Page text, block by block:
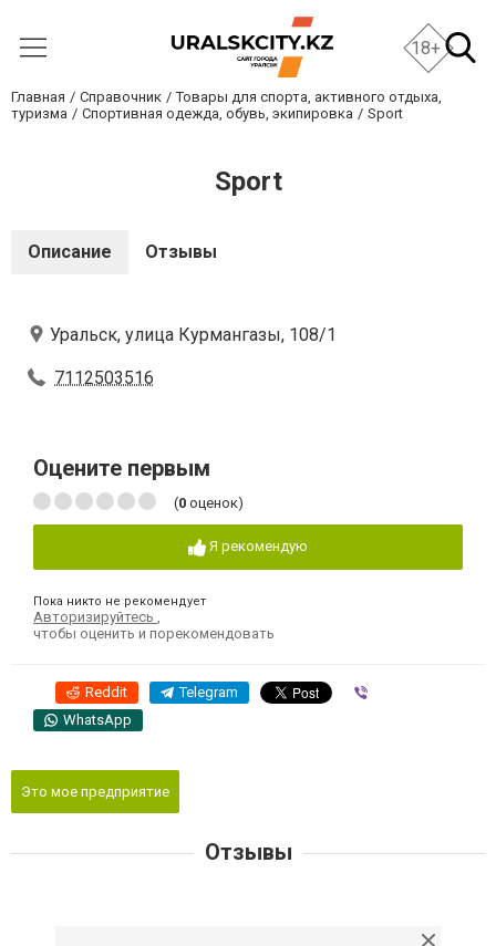
18+
Главная Справочник
Товары для спорта, активного отдыха,
туризма
Спортивная одежда, обувь, экипировка Sport
Sport
Описание Отзывы
Уральск, улица Курмангазы, 108/1
7112503516
Оцените первым
(0 оценок)
Я рекомендую
Пока никто не рекомендует
Авторизируйтесь
чтобы оценить и порекомендовать
Reddit Telegram
WhatsApp
Это мое предприятие
Отзывы